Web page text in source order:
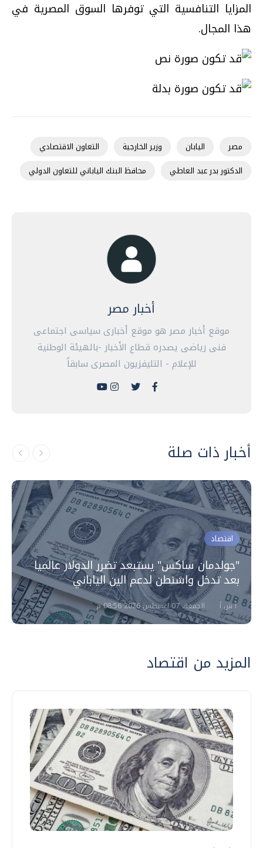
المزايا التنافسية التي توفرها السوق المصرية في
هذا المجال.
مصر اليابان وزير الخارجية
التعاون الاقتصادي
الدكتور بدر عبد العاطي
محافظ البنك الياباني للتعاون الدولي
أخبار مصر
موقع أخبار مصر هو موقع أخبارى سياسى اجتماعى
فنى رياضى يصدره قطاع الأخبار -بالهيئة الوطنية
للإعلام - التليفزيون المصرى سابقاً
أخبار ذات صلة
اقتصاد
"جولدمان ساكس" يستبعد تضرر الدولار عالميا
بعد تدخل واشنطن لدعم الين الياباني
أ ش أ الجمعة، 07 اغسطس 2026 08:56 م
المزيد من اقتصاد